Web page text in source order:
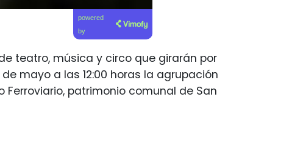
powered
by
teatro, música y circo que girarán por
mayo a las 12:00 horas la agrupación
patrimonio comunal de San